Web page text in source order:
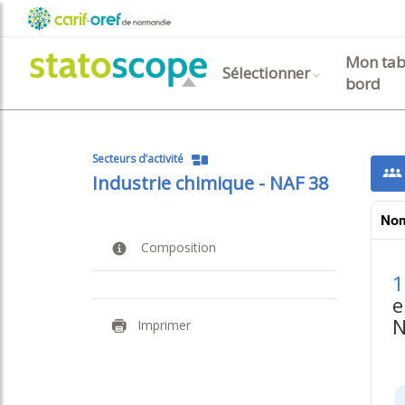
Aller
principal
Menu
carif-
Navigation
Sélectionner
Mon
bord
User
anonyme
Secteurs d’activité
Industrie chimique - NAF 38
Composition
Imprimer